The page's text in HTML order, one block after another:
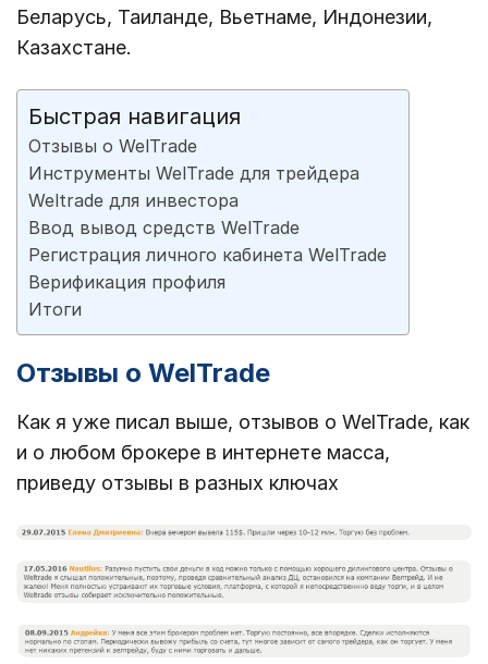
Беларусь, Таиланде, Вьетнаме, Индонезии,
Казахстане.
Быстрая навигация
Отзывы о WelTrade
Инструменты WelTrade для трейдера
Weltrade для инвестора
Ввод вывод средств WelTrade
Регистрация личного кабинета WelTrade
Верификация профиля
Итоги
Отзывы о WelTrade
Как я уже писал выше, отзывов о WelTrade, как
и о любом брокере в интернете масса,
приведу отзывы в разных ключах